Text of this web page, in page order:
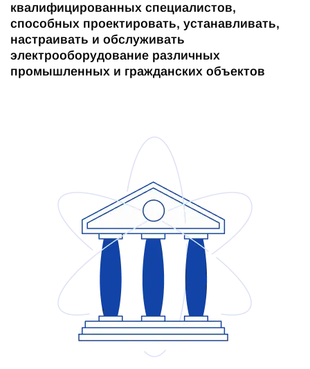
квалифицированных специалистов,
способных проектировать, устанавливать,
настраивать и обслуживать
электрооборудование различных
промышленных и гражданских объектов